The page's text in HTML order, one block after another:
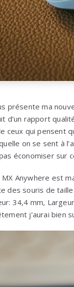
présente ma
d’un rapport
ceux qui pensent
on se sent à
économiser sur
Anywhere est
des souris de
34,4 mm,
j’aurai bien